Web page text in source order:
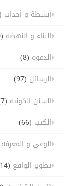
أنشطة و أحداث
البناء و النهضة (30)
الدعوة (8)
الرسائل (97)
السنن الكونية (7)
الكتب (66)
الوعي و المعرفة
تطوير الواقع (14)